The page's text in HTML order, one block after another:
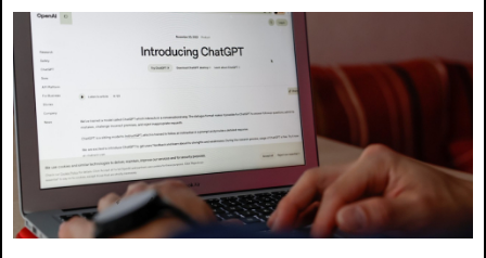
p
m
k
e
r
k
i
e
n
d
l
y